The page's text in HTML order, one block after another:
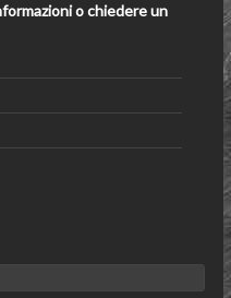
o chiedere un